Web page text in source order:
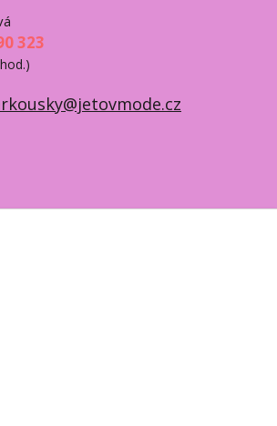
323